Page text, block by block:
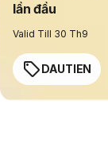
lần đầu
Valid Till 30 Th9
DAUTIEN